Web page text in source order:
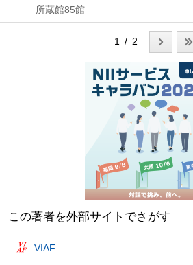
所蔵館85館
1 / 2
この著者を外部サイトでさがす
VIAF